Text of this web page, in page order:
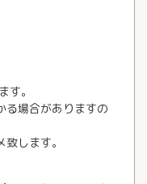
す。
る場合がありますの
します。